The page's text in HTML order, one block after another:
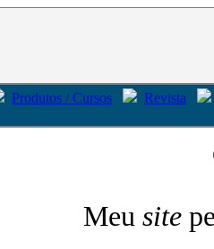
Produtos / Cursos
Revista
Meu site